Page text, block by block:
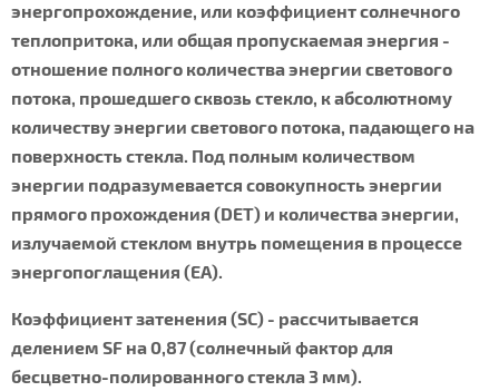
энергопрохождение, или коэффициент солнечного
теплопритока, или общая пропускаемая энергия -
отношение полного количества энергии светового
потока, прошедшего сквозь стекло, к абсолютному
количеству энергии светового потока, падающего на
поверхность стекла. Под полным количеством
энергии подразумевается совокупность энергии
прямого прохождения (DET) и количества энергии,
излучаемой стеклом внутрь помещения в процессе
энергопоглащения (EA).
Коэффициент затенения (SC) - рассчитывается
делением SF на 0,87 (солнечный фактор для
бесцветно-полированного стекла 3 мм).